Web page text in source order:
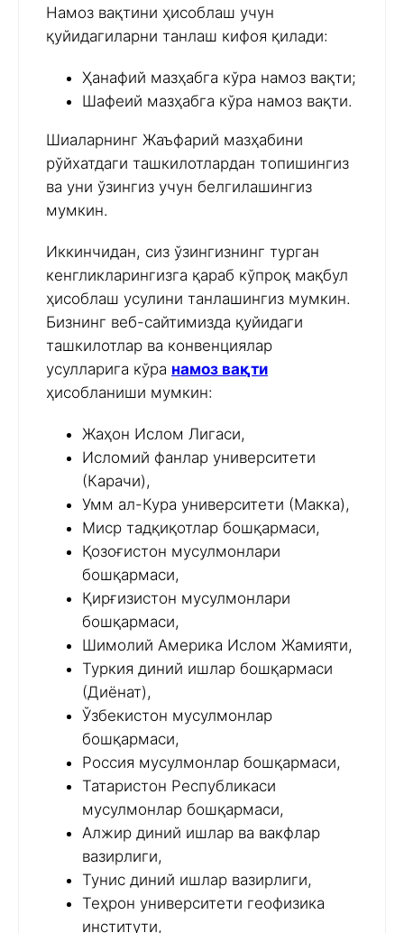
Намоз вақтини ҳисоблаш учун
қуйидагиларни танлаш кифоя қилади:
Ҳанафий мазҳабга кўра намоз вақти;
Шафеий мазҳабга кўра намоз вақти.
Шиаларнинг Жаъфарий мазҳабини
рўйхатдаги ташкилотлардан топишингиз
ва уни ўзингиз учун белгилашингиз
мумкин.
Иккинчидан, сиз ўзингизнинг турган
кенгликларингизга қараб кўпроқ мақбул
ҳисоблаш усулини танлашингиз мумкин.
Бизнинг веб-сайтимизда қуйидаги
ташкилотлар ва конвенциялар
усулларига кўра намоз вақти
ҳисобланиши мумкин:
Жаҳон Ислом Лигаси,
Исломий фанлар университети
(Карачи),
Умм ал-Кура университети (Макка),
Миср тадқиқотлар бошқармаси,
Қозоғистон мусулмонлари
бошқармаси,
Қирғизистон мусулмонлари
бошқармаси,
Шимолий Америка Ислом Жамияти,
Туркия диний ишлар бошқармаси
(Диёнат),
Ўзбекистон мусулмонлар
бошқармаси,
Россия мусулмонлар бошқармаси,
Татаристон Республикаси
мусулмонлар бошқармаси,
Алжир диний ишлар ва вакфлар
вазирлиги,
Тунис диний ишлар вазирлиги,
Теҳрон университети геофизика
институти,